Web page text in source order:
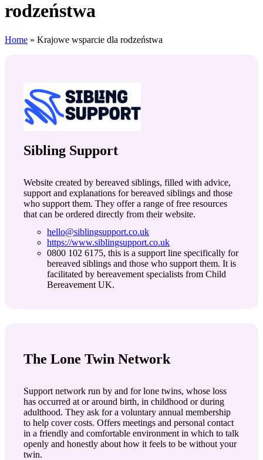
rodzeństwa
Home » Krajowe wsparcie dla rodzeństwa
Sibling Support
Website created by bereaved siblings, filled with advice,
support and explanations for bereaved siblings and those
who support them. They offer a range of free resources
that can be ordered directly from their website.
hello@siblingsupport.co.uk
https://www.siblingsupport.co.uk
0800 102 6175, this is a support line specifically for
bereaved siblings and those who support them. It is
facilitated by bereavement specialists from Child
Bereavement UK.
The Lone Twin Network
Support network run by and for lone twins, whose loss
has occurred at or around birth, in childhood or during
adulthood. They ask for a voluntary annual membership
to help cover costs. Offers meetings and personal contact
in a friendly and comfortable environment in which to talk
openly and honestly about how it feels to be without your
twin.